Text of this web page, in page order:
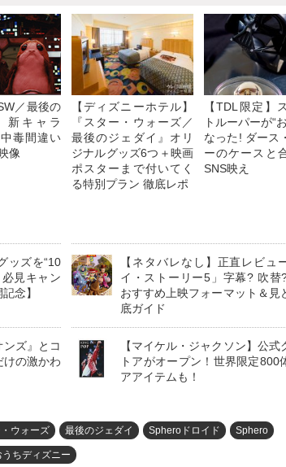
／最後の
新キャラ
中毒間違い
像
【ディズニーホテル】
『スター・ウォーズ／
最後のジェダイ』オリ
ジナルグッズ6つ＋映画
ポスターまで付いてく
る特別プラン 徹底レポ
【TDL限定】
トルーパーが“
なった! ダース
ーのケースと
SNS映え
ッズを“10
見キャン
念】
【ネタバレなし】正直レビュ
イ・ストーリー5」字幕? 吹替
おすすめ上映フォーマット＆見
底ガイド
ズ』とコ
けの激かわ
【マイケル・ジャクソン】公式
トアがオープン！世界限定800
アアイテムも！
ウォーズ 最後のジェダイ Spheroドロイド Sphero
うちディズニー